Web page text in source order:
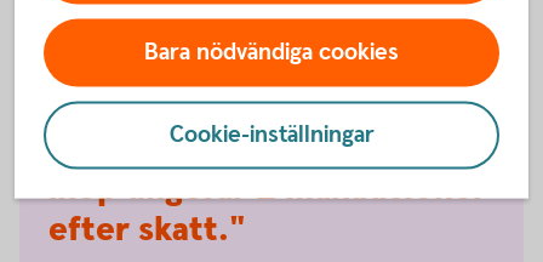
"När lönen kommer, för
direkt över10% tillett
sparkonto.Gör så varje
månad tills du har sparat
ihop ungefär 2 månadslöner
efter skatt."
Bara nödvändiga cookies
Cookie-inställningar